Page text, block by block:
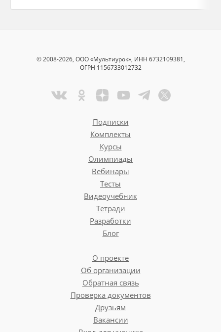
© 2008-2026, ООО «Мультиурок», ИНН 6732109381,
ОГРН 1156733012732
Подписки
Комплекты
Курсы
Олимпиады
Вебинары
Тесты
Видеоучебник
Тетради
Разработки
Блог
О проекте
Об организации
Обратная связь
Проверка документов
Друзьям
Вакансии